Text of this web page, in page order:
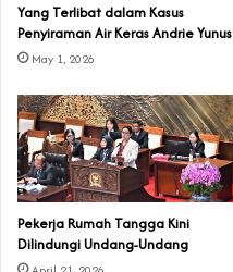
Yang Terlibat dalam Kasus
Penyiraman Air Keras Andrie Yunus
May 1, 2026
Pekerja Rumah Tangga Kini
Dilindungi Undang-Undang